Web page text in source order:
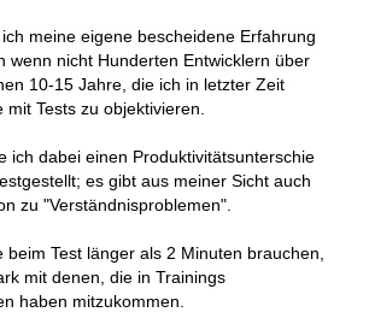
meine eigene bescheidene Erfahrung
wenn nicht Hunderten Entwicklern über
10-15 Jahre, die ich in letzter Zeit
Tests zu objektivieren.
ich dabei einen Produktivitätsunterschie
es gibt aus meiner Sicht auch
zu "Verständnisproblemen".
beim Test länger als 2 Minuten brauchen,
mit denen, die in Trainings
haben mitzukommen.